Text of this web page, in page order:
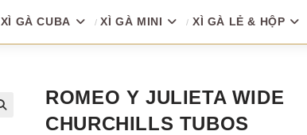
XÌ GÀ CUBA XÌ GÀ MINI XÌ GÀ LẺ & HỘP
ROMEO Y JULIETA WIDE
CHURCHILLS TUBOS